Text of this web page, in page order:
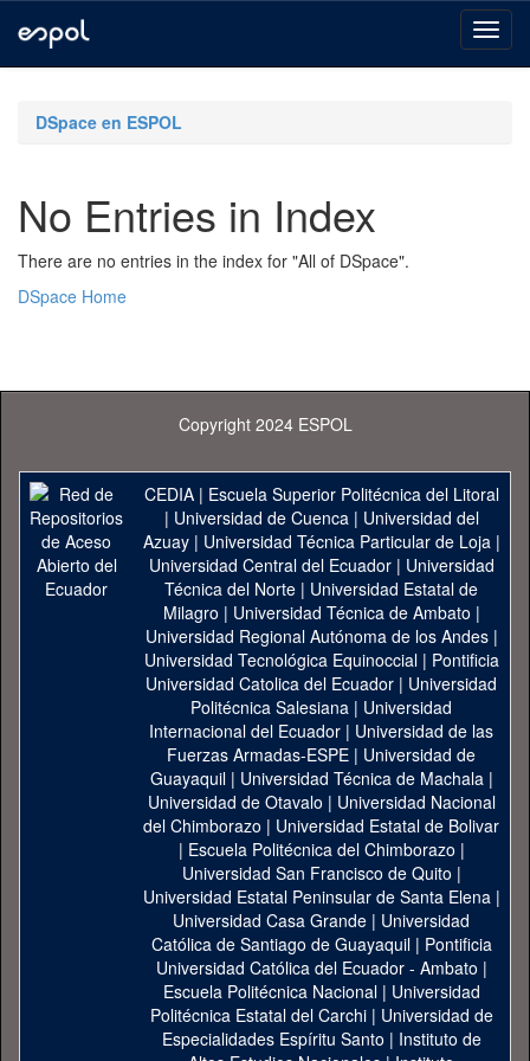
navigationDSpace en ESPOL
No Entries in Index
There are no entries in the index for "All of DSpace".
DSpace Home
Copyright 2024 ESPOL
CEDIA| Escuela Superior Politécnica del Litoral
| Universidad de Cuenca| Universidad del
Azuay| Universidad Técnica Particular de Loja|
Universidad Central del Ecuador| Universidad
Técnica del Norte | Universidad Estatal de
Milagro | Universidad Técnica de Ambato |
Universidad Regional Autónoma de los Andes|
Universidad Tecnológica Equinoccial| Pontificia
Universidad Catolica del Ecuador | Universidad
Politécnica Salesiana | Universidad
Internacional del Ecuador | Universidad de las
Fuerzas Armadas-ESPE | Universidad de
Guayaquil| Universidad Técnica de Machala|
Universidad de Otavalo | Universidad Nacional
del Chimborazo | Universidad Estatal de Bolivar
| Escuela Politécnica del Chimborazo |
Universidad San Francisco de Quito |
Universidad Estatal Peninsular de Santa Elena|
Universidad Casa Grande | Universidad
Católica de Santiago de Guayaquil| Pontificia
Universidad Católica del Ecuador - Ambato |
Escuela Politécnica Nacional| Universidad
Politécnica Estatal del Carchi| Universidad de
Especialidades Espíritu Santo | Instituto de